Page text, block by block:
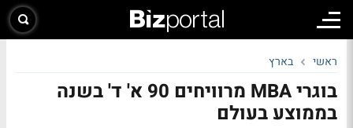
ראשי בארץ
בוגרי MBA מרוויחים 90 א' ד' בשנה
בממוצע בעולם